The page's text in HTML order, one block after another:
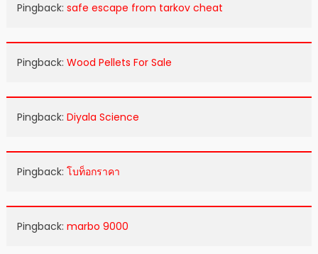
Pingback: safe escape from tarkov cheat
Pingback: Wood Pellets For Sale
Pingback: Diyala Science
Pingback: โบท็อกราคา
Pingback: marbo 9000